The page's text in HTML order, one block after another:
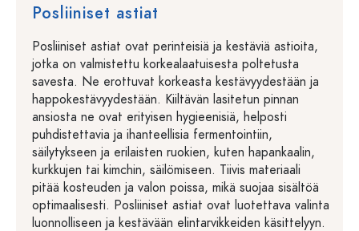
Posliiniset astiat
Posliiniset astiat ovat perinteisiä ja kestäviä astioita,
jotka on valmistettu korkealaatuisesta poltetusta
savesta. Ne erottuvat korkeasta kestävyydestään ja
happokestävyydestään. Kiiltävän lasitetun pinnan
ansiosta ne ovat erityisen hygieenisiä, helposti
puhdistettavia ja ihanteellisia fermentointiin,
säilytykseen ja erilaisten ruokien, kuten hapankaalin,
kurkkujen tai kimchin, säilömiseen. Tiivis materiaali
pitää kosteuden ja valon poissa, mikä suojaa sisältöä
optimaalisesti. Posliiniset astiat ovat luotettava valinta
luonnolliseen ja kestävään elintarvikkeiden käsittelyyn.